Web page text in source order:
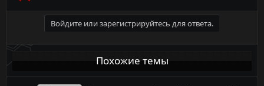
Войдите или зарегистрируйтесь для ответа.
Похожие темы